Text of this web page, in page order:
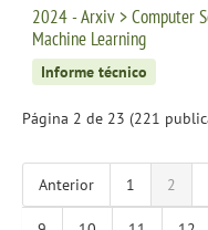
2024 - Arxiv > Computer
Machine Learning
Informe técnico
Página 2 de 23 (221
Anterior 1 2